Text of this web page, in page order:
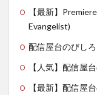
【最新】
Evangelist)
配信屋台のびしろ
【人気】配信屋
【最新】配信屋